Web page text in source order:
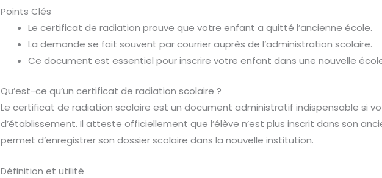
Points Clés
Le certificat de radiation prouve que votre enfant a quitté l’ancienne école.
La demande se fait souvent par courrier auprès de l’administration scolaire.
Ce document est essentiel pour inscrire votre enfant dans une nouvelle
Qu’est-ce qu’un certificat de radiation scolaire ?
Le certificat de radiation scolaire est un document administratif indispensable si
d’établissement. Il atteste officiellement que l’élève n’est plus inscrit dans son
permet d’enregistrer son dossier scolaire dans la nouvelle institution.
Définition et utilité